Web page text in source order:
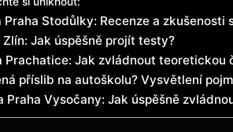
Praha Stodůlky: Recenze a zkušenosti
Jak úspěšně projít testy?
Prachatice: Jak zvládnout teoretickou
příslib na autoškolu? Vysvětlení
Praha Vysočany: Jak úspěšně